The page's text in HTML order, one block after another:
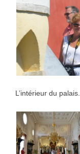
L’intérieur du palais.